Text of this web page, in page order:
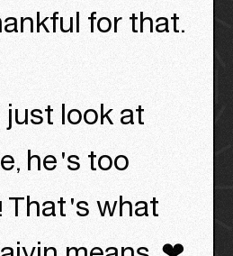
for that.
just look at
he's too
That's what